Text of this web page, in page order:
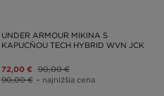
UNDER ARMOUR MIKINA S
KAPUCŇOU TECH HYBRID WVN JCK
72,00 € 90,00 €
90,00 € – najnižšia cena